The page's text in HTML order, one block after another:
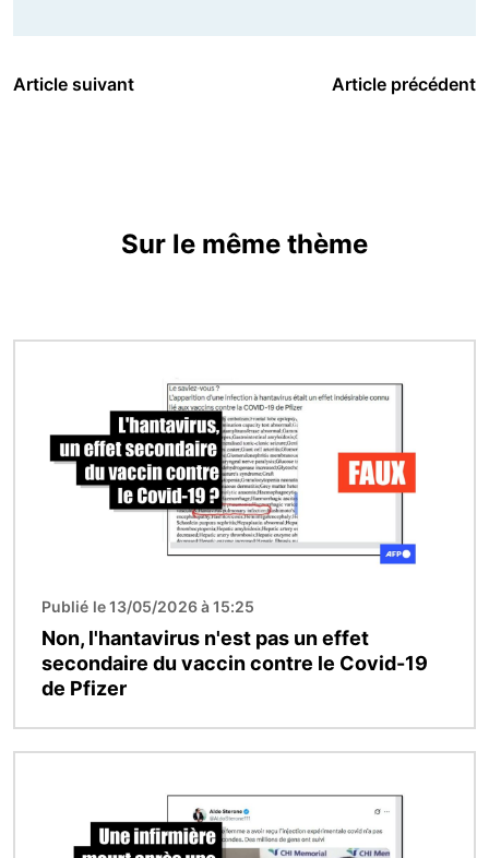
Article suivant Article précédent
Sur le même thème
Publié le 13/05/2026 à 15:25
Non, l'hantavirus n'est pas un effet
secondaire du vaccin contre le Covid-19
de Pfizer